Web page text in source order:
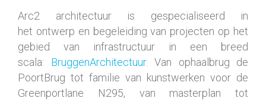
Arc2 architectuur is gespecialiseerd in
het ontwerp en begeleiding van projecten op het
gebied van infrastructuur in een breed
scala: BruggenArchitectuur. Van ophaalbrug de
PoortBrug tot familie van kunstwerken voor de
Greenportlane N295, van masterplan tot